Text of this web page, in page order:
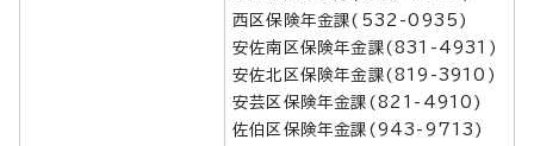
西区保険年金課(532-0935)
安佐南区保険年金課(831-4931)
安佐北区保険年金課(819-3910)
安芸区保険年金課(821-4910)
佐伯区保険年金課(943-9713)